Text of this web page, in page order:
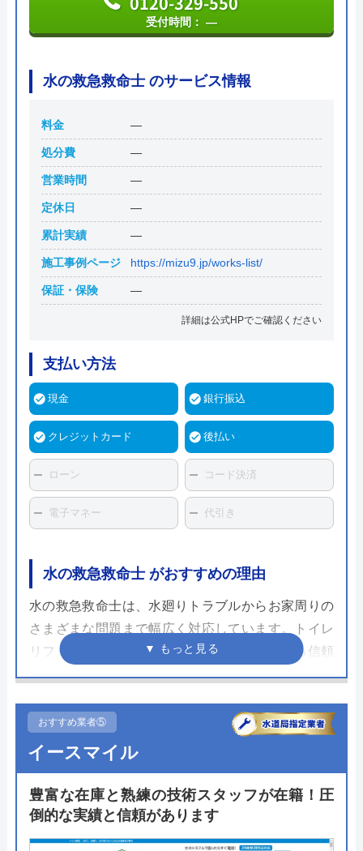
受付時間： ―
水の救急救命士 のサービス情報
料金 ―
処分費 ―
営業時間 ―
定休日 ―
累計実績 ―
施工事例ページ https://mizu9.jp/works-list/
保証・保険 ―
詳細は公式HPでご確認ください
支払い方法
現金 銀行振込
クレジットカード 後払い
ローン コード決済
電子マネー 代引き
水の救急救命士 がおすすめの理由
水の救急救命士は、水廻りトラブルからお家周りの
さまざまな問題まで幅広く対応しています。トイレ
リフォームにおいても即日スピード対応できる信頼
できる業者です。
幅広い対応力を持ち、水廻りトラブルから外壁塗装
や不用品回収まで、あらゆる問題に迅速に対処しま
す。作業前に丁寧に説明し、料金に納得いかない場
合は無料でキャンセル可能です。また、施工後も親
切・丁寧なアフターフォローを提供しているので、
おすすめ業者⑤
イースマイル
豊富な在庫と熟練の技術スタッフが在籍！圧
倒的な実績と信頼があります